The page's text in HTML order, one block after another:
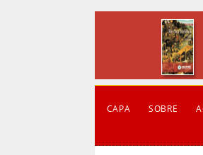
CAPA SOBRE